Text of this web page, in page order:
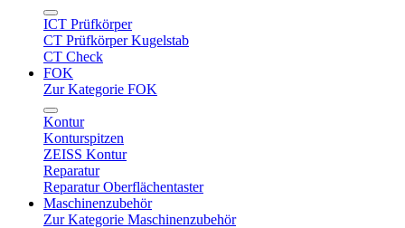
ICT Prüfkörper
CT Prüfkörper Kugelstab
CT Check
FOK
Zur Kategorie FOK
Kontur
Konturspitzen
ZEISS Kontur
Reparatur
Reparatur Oberflächentaster
Maschinenzubehör
Zur Kategorie Maschinenzubehör